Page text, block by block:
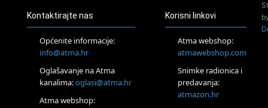
Pjesma srca / Zagreb
Tečaj Višeg Vodstva, razvijanja intuicije i Akaša zapisa
Online
Postanite Nositelj Vibracije Nove Zemlje
Kontaktirajte nas
Općenite informacije:
info@atma.hr
Oglašavanje na Atma
kanalima:oglasi@atma.hr
Atma webshop:
Korisni linkovi
Atma webshop:
atmawebshop.com
Snimke radionica i
predavanja:
atmazon.hr